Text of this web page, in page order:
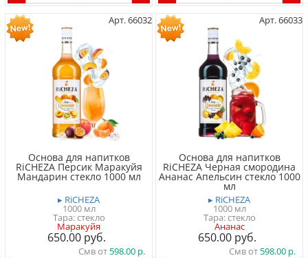
Арт. 66032
Основа для напитков
RiCHEZA Персик Маракуйя
Мандарин стекло 1000 мл
▸ RiCHEZA
1000 мл
Тара: стекло
Маракуйя
650.00
Смв от 598.00
Арт. 66033
Основа для напитков
RiCHEZA Черная смородина
Ананас Апельсин стекло 1000
мл
▸ RiCHEZA
1000 мл
Тара: стекло
Ананас
650.00
Смв от 598.00